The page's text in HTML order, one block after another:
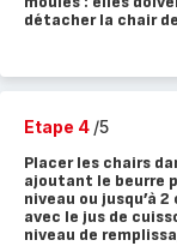
détacher la chair
Etape 4 /5
Placer les chairs
ajoutant le beurre
niveau ou jusqu’à
avec le jus de
niveau de